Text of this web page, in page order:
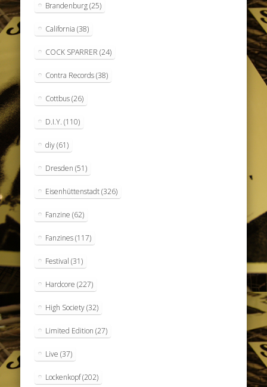
Brandenburg(25)
California (38)
COCK SPARRER (24)
Contra Records(38)
Cottbus(26)
D.I.Y. (110)
diy(61)
Dresden (51)
Eisenhüttenstadt(326)
Fanzine (62)
Fanzines(117)
Festival (31)
Hardcore (227)
High Society(32)
Limited Edition (27)
Live (37)
Lockenkopf(202)